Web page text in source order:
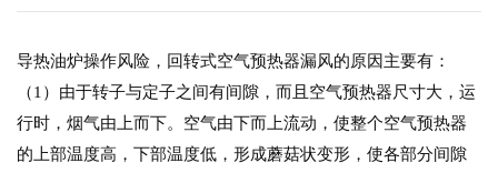
导热油炉操作风险，回转式空气预热器漏风的原因主要有：
（1）由于转子与定子之间有间隙，而且空气预热器尺寸大，运
行时，烟气由上而下。空气由下而上流动，使整个空气预热器
的上部温度高，下部温度低，形成蘑菇状变形，使各部分间隙